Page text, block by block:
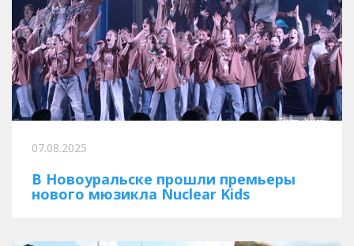
07.08.2025
В Новоуральске прошли премьеры
нового мюзикла Nuclear Kids